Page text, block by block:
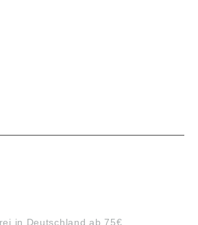
in Deutschland ab 75€